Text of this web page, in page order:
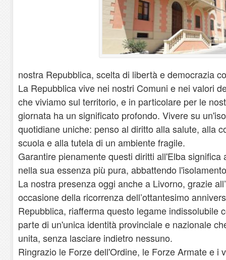
nostra Repubblica, scelta di libertà e democrazia
La Repubblica vive nei nostri Comuni e nei valori
che viviamo sul territorio, e in particolare per le
giornata ha un significato profondo. Vivere su
quotidiane uniche: penso al diritto alla salute, alla
scuola e alla tutela di un ambiente fragile.
Garantire pienamente questi diritti all'Elba significa
nella sua essenza più pura, abbattendo
La nostra presenza oggi anche a Livorno, grazie
occasione della ricorrenza dell’ottantesimo
Repubblica, riafferma questo legame indissolubile
parte di un'unica identità provinciale e nazionale
unita, senza lasciare indietro nessuno.
Ringrazio le Forze dell'Ordine, le Forze Armate e i